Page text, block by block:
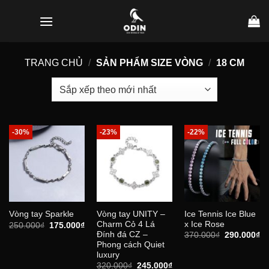
TRANG CHỦ
/ SẢN PHẨM SIZE VÒNG / 18 CM
-30%
Vòng tay Sparkle
250.000₫
Giá
175.000₫Giá
hiện
175.000₫.
-23%
Vòng tay UNITY –
Charm Cỏ 4 Lá
Đính đá CZ –
Phong cách Quiet
luxury
320.000₫ Giá
245.000₫Giá
-22%
Ice Tennis Ice Blue
x Ice Rose
370.000₫ Giá
290.000₫